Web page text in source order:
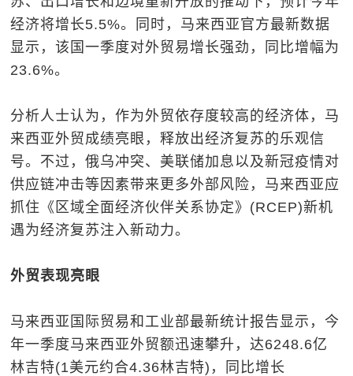
经济将增长5.5%。同时，马来西亚官方最新数据
显示，该国一季度对外贸易增长强劲，同比增幅为
23.6%。
分析人士认为，作为外贸依存度较高的经济体，马
来西亚外贸成绩亮眼，释放出经济复苏的乐观信
号。不过，俄乌冲突、美联储加息以及新冠疫情对
供应链冲击等因素带来更多外部风险，马来西亚应
抓住《区域全面经济伙伴关系协定》(RCEP)新机
遇为经济复苏注入新动力。
外贸表现亮眼
马来西亚国际贸易和工业部最新统计报告显示，今
年一季度马来西亚外贸额迅速攀升，达6248.6亿
林吉特(1美元约合4.36林吉特)，同比增长